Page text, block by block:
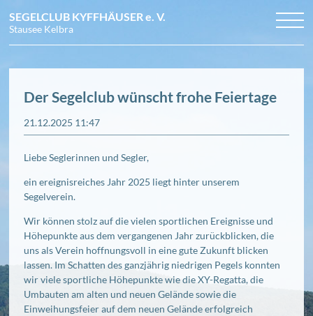
SEGELCLUB KYFFHÄUSERe. V.
Stausee Kelbra
TERMINE
Veranstaltungen
Regattatermine
Ausschreibungen
Grundkurs Jollensegeln
Mitglied werden
Vereinsgeschichte
Unsere Boote
Revier
Vorstand und Beirat
Regattafotos
Vereinsleben
Törnfotos
DOWNLOADS
ANFAHRT
Der Segelclub wünscht frohe Feiertage
21.12.2025 11:47
Liebe Seglerinnen und Segler,
ein ereignisreiches Jahr 2025 liegt hinter unserem
Segelverein.
Wir können stolz auf die vielen sportlichen Ereignisse und
Höhepunkte aus dem vergangenen Jahr zurückblicken, die
uns als Verein hoffnungsvoll in eine gute Zukunft blicken
lassen. Im Schatten des ganzjährig niedrigen Pegels konnten
wir viele sportliche Höhepunkte wie die XY-Regatta, die
Umbauten am alten und neuen Gelände sowie die
Einweihungsfeier auf dem neuen Gelände erfolgreich